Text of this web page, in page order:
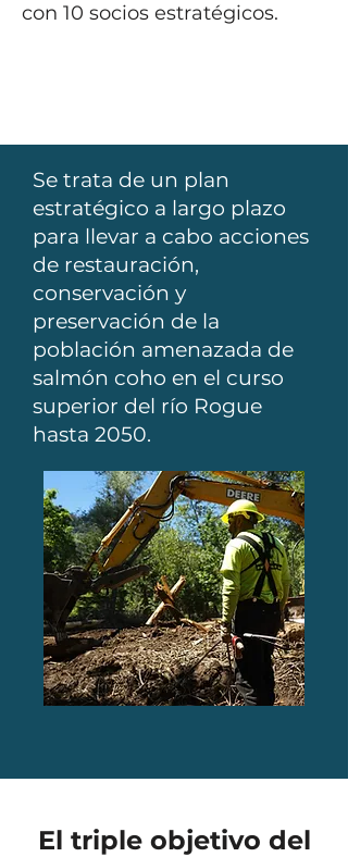
con 10 socios estratégicos.
Se trata de un plan
estratégico a largo plazo
para llevar a cabo acciones
de restauración,
conservación y
preservación de la
población amenazada de
salmón coho en el curso
superior del río Rogue
hasta 2050.
El triple objetivo del